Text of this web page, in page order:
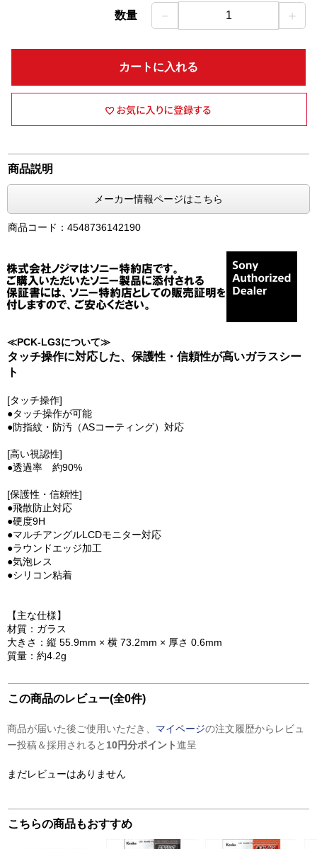
数量 － 1 ＋
カートに入れる
商品説明
メーカー情報ページはこちら
商品コード：4548736142190
≪PCK-LG3について≫
タッチ操作に対応した、保護性・信頼性が高いガラスシー
ト
[タッチ操作]
●タッチ操作が可能
●防指紋・防汚（ASコーティング）対応
[高い視認性]
●透過率 約90%
[保護性・信頼性]
●飛散防止対応
●硬度9H
●マルチアングルLCDモニター対応
●ラウンドエッジ加工
●気泡レス
●シリコン粘着
【主な仕様】
材質：ガラス
大きさ：縦 55.9mm × 横 73.2mm × 厚さ 0.6mm
質量：約4.2g
この商品のレビュー(全0件)
商品が届いた後ご使用いただき、 マイページの注文履歴からレビュ
ー投稿＆採用されると 10円分ポイント進呈
まだレビューはありません
こちらの商品もおすすめ